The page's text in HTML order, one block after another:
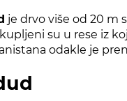
je drvo više od 20 m
su u rese iz
odakle je